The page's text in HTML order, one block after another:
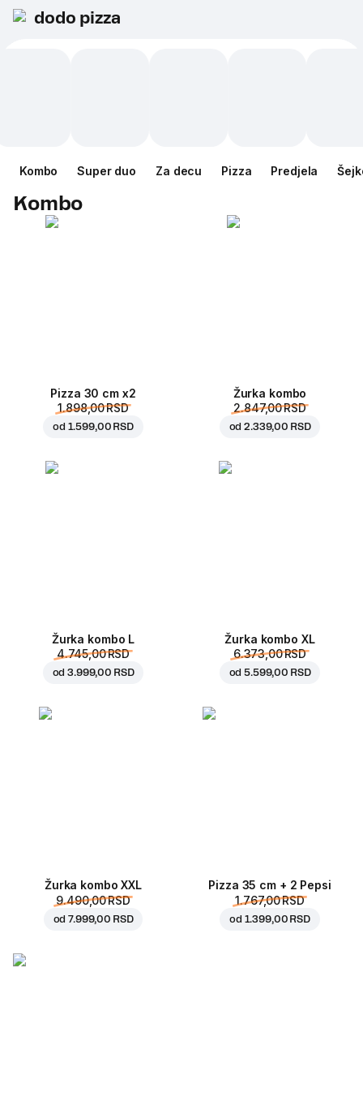
dodo pizza
Kombo Super duo Za decu Pizza Predjela
Kombo
Pizza 30 cm x2
1.898,00 RSD
od 1.599,00 RSD
Žurka kombo
2.847,00 RSD
od2.339,00 RSD
Žurka kombo L
4.745,00 RSD
od3.999,00 RSD
Žurka kombo XL
6.373,00 RSD
od5.599,00 RSD
Žurka kombo XXL
9.490,00 RSD
od7.999,00 RSD
Pizza 35 cm + 2 Pepsi
1.767,00 RSD
od 1.399,00 RSD